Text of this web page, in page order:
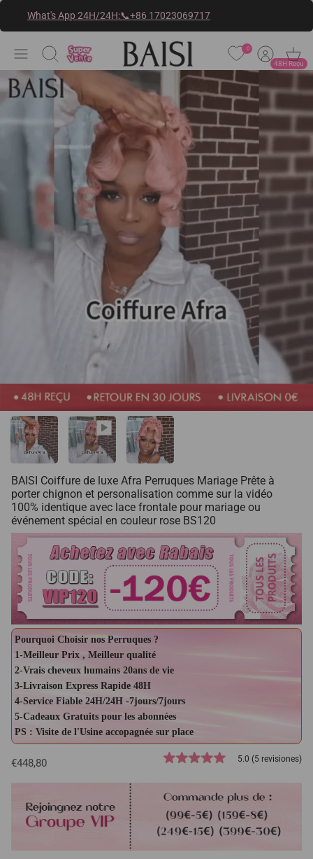
What's App 24H/24H:📞+86 17023069717
Buscar 48H Reçu
0
BAISI Coiffure de luxe Afra Perruques Mariage Prête à
porter chignon et personalisation comme sur la vidéo
100% identique avec lace frontale pour mariage ou
événement spécial en couleur rose BS120
Pourquoi Choisir nos Perruques ?
1-Meilleur Prix , Meilleur qualité
2-Vrais cheveux humains 20ans de vie
3-Livraison Express Rapide 48H
4-Service Fiable 24H/24H -7jours/7jours
5-Cadeaux Gratuits pour les abonnées
PS : Visite de l'Usine accopagnée sur place
€448,80 5.0 (5 revisiones)